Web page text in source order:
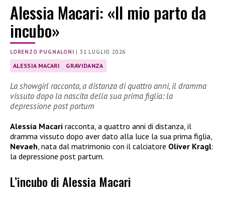
Alessia Macari: «Il mio parto da
incubo»
LORENZO PUGNALONI |31 LUGLIO 2026
ALESSIA MACARI GRAVIDANZA
La showgirl racconta, a distanza di quattro anni, il dramma
vissuto dopo la nascita della sua prima figlia: la
depressione post partum
Alessia Macari racconta, a quattro anni di distanza, il
dramma vissuto dopo aver dato alla luce la sua prima figlia,
Nevaeh , nata dal matrimonio con il calciatore Oliver Kragl:
la depressione post partum.
L’incubo di Alessia Macari